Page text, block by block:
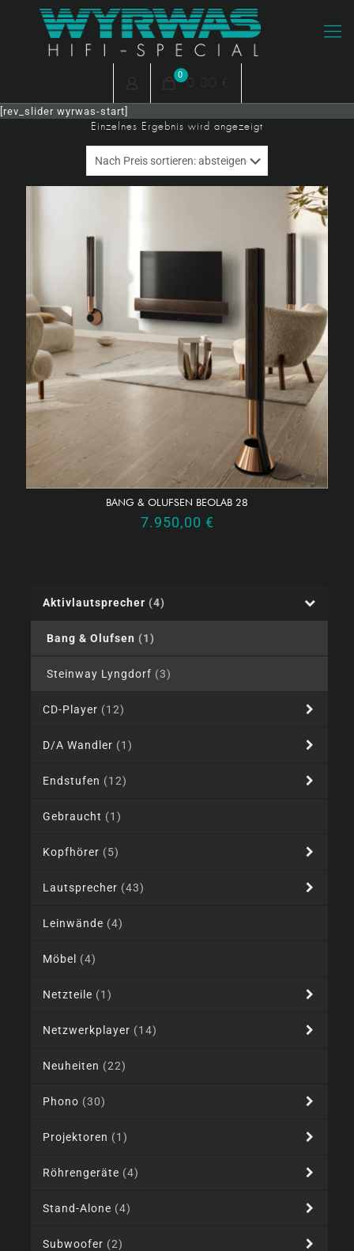
0 0,00 €
[rev_slider wyrwas-start]
Einzelnes Ergebnis wird angezeigt
BANG & OLUFSEN BEOLAB 28
7.950,00 €
Aktivlautsprecher (4)
Bang & Olufsen (1)
Steinway Lyngdorf (3)
CD-Player (12)
D/A Wandler (1)
Endstufen (12)
Gebraucht (1)
Kopfhörer (5)
Lautsprecher (43)
Leinwände (4)
Möbel (4)
Netzteile (1)
Netzwerkplayer (14)
Neuheiten (22)
Phono (30)
Projektoren (1)
Röhrengeräte (4)
Stand-Alone (4)
Subwoofer (2)